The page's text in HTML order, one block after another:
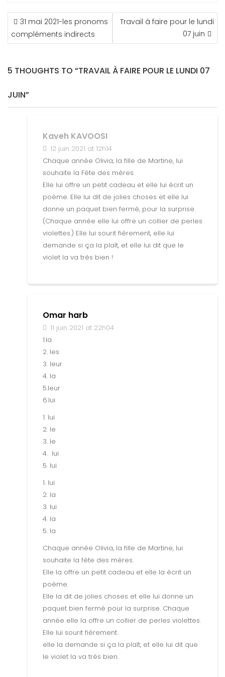
NAVIGATION
DE
L’ARTICLE
31 mai 2021-les pronoms
compléments indirects
Travail à faire pour le lundi
07 juin
5 THOUGHTS TO “TRAVAIL À FAIRE POUR LE LUNDI 07
JUIN”
Kaveh KAVOOSI
12 juin 2021 at 12h14
Chaque année Olivia, la fille de Martine, lui
souhaite la Fête des mères.
Elle lui offre un petit cadeau et elle lui écrit un
poème. Elle lui dit de jolies choses et elle lui
donne un paquet bien fermé, pour la surprise.
(Chaque année elle lui offre un collier de perles
violettes.) Elle lui sourit fièrement, elle lui
demande si ça la plaît, et elle lui dit que le
violet la va très bien !
Omar harb
11 juin 2021 at 22h04
1.la
2. les
3. leur
4. la
5.leur
6.lui
1. lui
2. le
3. le
4. lui
5. lui
1. lui
2. la
3. lui
4. la
5. la
Chaque année Olivia, la fille de Martine, lui
souhaite la fête des mères.
Elle la offre un petit cadeau et elle la écrit un
poème.
Elle la dit de jolies choses et elle lui donne un
paquet bien fermé pour la surprise. Chaque
année elle la offre un collier de perles violettes.
Elle lui sourit fièrement.
elle la demande si ça la plaît, et elle lui dit que
le violet la va très bien.